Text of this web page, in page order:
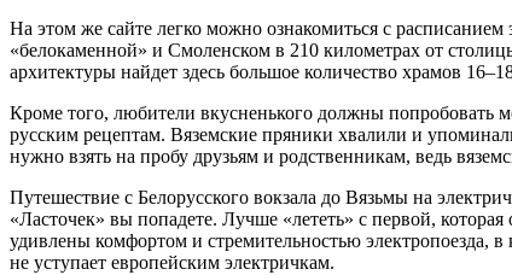
На этом же сайте легко можно ознакомиться с
«белокаменной» и Смоленском в 210 километрах от
архитектуры найдет здесь большое количество храмов
Кроме того, любители вкусненького должны попробовать
русским рецептам. Вяземские пряники хвалили и
нужно взять на пробу друзьям и родственникам, ведь
Путешествие с Белорусского вокзала до Вязьмы на
«Ласточек» вы попадете. Лучше «лететь» с первой,
удивлены комфортом и стремительностью электропоезда,
не уступает европейским электричкам.